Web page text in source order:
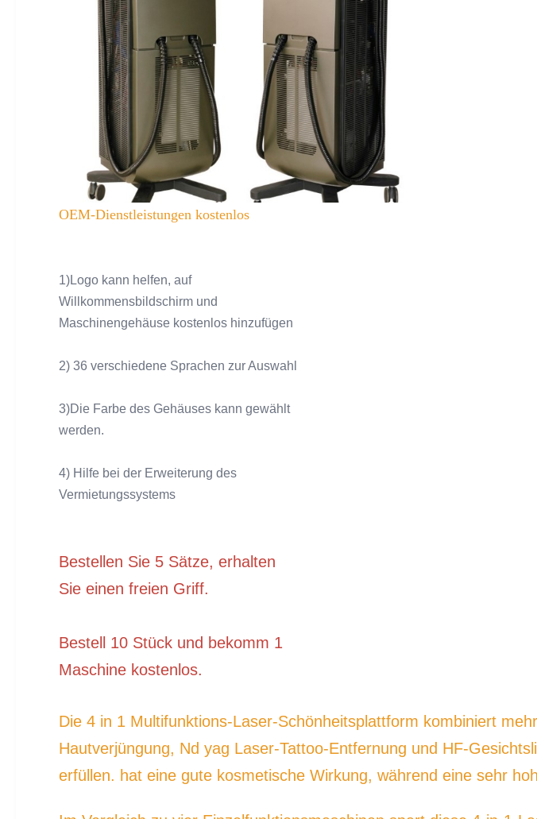
OEM-Dienstleistungen kostenlos
1)Logo kann helfen, auf
Willkommensbildschirm und
Maschinengehäuse kostenlos hinzufügen
2) 36 verschiedene Sprachen zur Auswahl
3)Die Farbe des Gehäuses kann gewählt
werden.
4) Hilfe bei der Erweiterung des
Vermietungssystems
Bestellen Sie 5 Sätze, erhalten
Sie einen freien Griff.
Bestell 10 Stück und bekomm 1
Maschine kostenlos.
Die 4 in 1 Multifunktions-Laser-Schönheitsplattform kombiniert
Hautverjüngung, Nd yag Laser-Tattoo-Entfernung und HF-
erfüllen. hat eine gute kosmetische Wirkung, während eine sehr